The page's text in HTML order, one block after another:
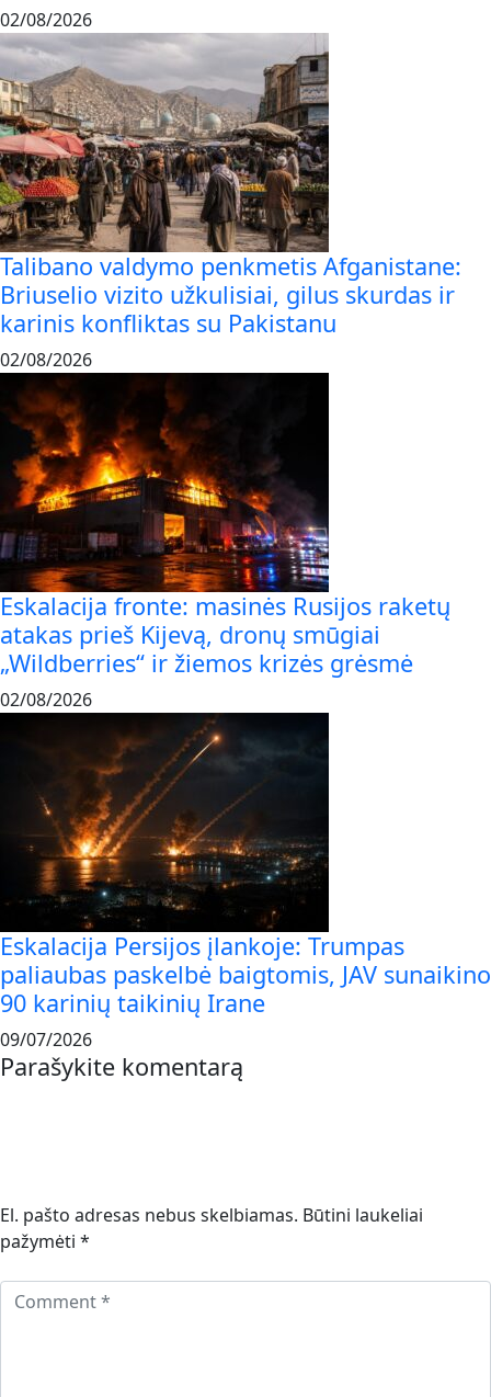
02/08/2026
Talibano valdymo penkmetis Afganistane:
Briuselio vizito užkulisiai, gilus skurdas ir
karinis konfliktas su Pakistanu
02/08/2026
Eskalacija fronte: masinės Rusijos raketų
atakas prieš Kijevą, dronų smūgiai
„Wildberries“ ir žiemos krizės grėsmė
02/08/2026
Eskalacija Persijos įlankoje: Trumpas
paliaubas paskelbė baigtomis, JAV sunaikino
90 karinių taikinių Irane
09/07/2026
Parašykite komentarą
El. pašto adresas nebus skelbiamas. Būtini laukeliai
pažymėti *